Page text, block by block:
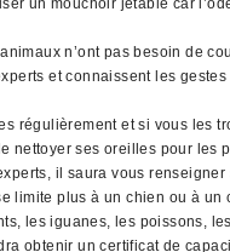
un mouchoir jetable car
n’ont pas besoin de
et connaissent les
régulièrement et si vous les
nettoyer ses oreilles pour les
il saura vous
limite plus à un chien ou à
les iguanes, les poissons,
obtenir un certificat de